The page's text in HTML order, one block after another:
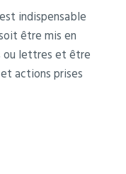
indispensable
être mis en
ou lettres et être
actions prises